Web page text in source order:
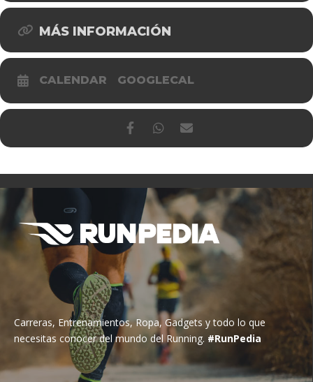
MÁS INFORMACIÓN
CALENDAR GOOGLECAL
Carreras, Entrenamientos, Ropa, Gadgets y todo lo que
necesitas conocer del mundo del Running. #RunPedia